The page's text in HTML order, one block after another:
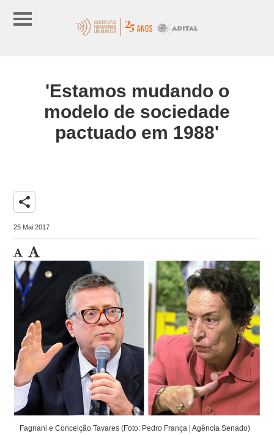
'Estamos mudando o
modelo de sociedade
pactuado em 1988'
share
25 Mai 2017
Fagnani e Conceição Tavares (Foto: Pedro França | Agência Senado)